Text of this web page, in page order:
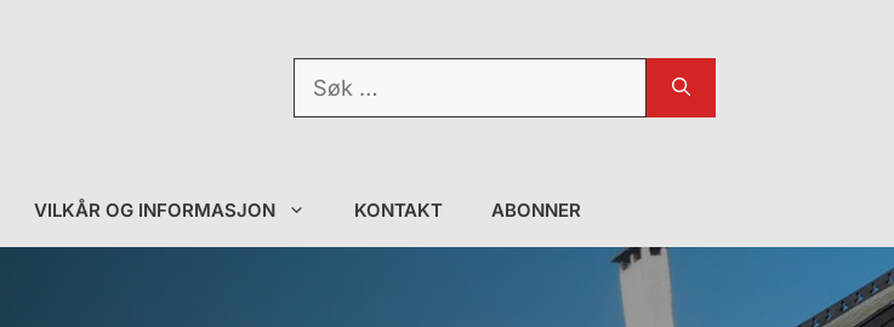
Søk
VILKÅR OG INFORMASJON KONTAKT ABONNER